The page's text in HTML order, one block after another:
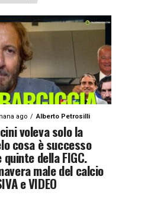
ago Alberto Petrosilli
voleva solo la
cosa è successo
della FIGC.
male del calcio
e VIDEO